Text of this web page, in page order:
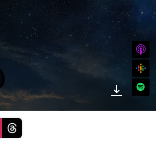
iTunes
Spotify